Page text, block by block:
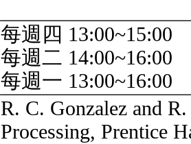
每週四 13:00~15:00
每週二 14:00~16:00
每週一 13:00~16:00
R. C. Gonzalez and
Processing, Prentice